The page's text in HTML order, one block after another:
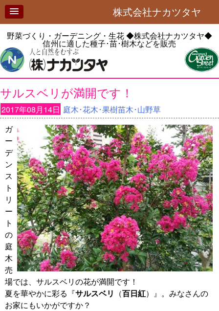
株式会社ナカツタヤ
野菜づくり・ガーデニング・生花◆株式会社ナカツタヤ◆
信州に適した種子･苗･樹木などを販売
サルスベリが満開です！
2017年08月14日 庭木･花木･果樹苗木･山野草
ガ
ー
デ
ン
ス
ト
リ
ー
ト
の
庭
木
売
場では、サルスベリの花が満開です！
夏を華やかに彩る『サルスベリ （百日紅）』。みなさんの
お家にもいかがですか？